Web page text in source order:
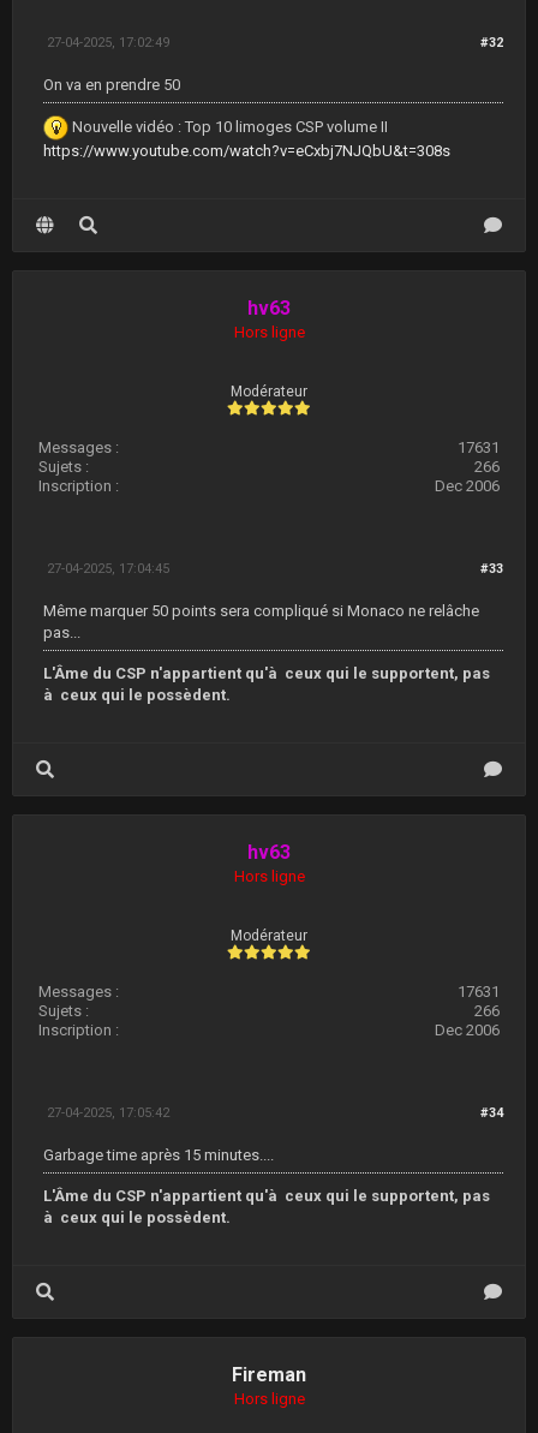
#32
27-04-2025, 17:02:49
On va en prendre 50
Nouvelle vidéo : Top 10 limoges CSP volume II
https://www.youtube.com/watch?v=eCxbj7NJQbU&t=308s
hv63
Hors ligne
Modérateur
Messages :
17631
Sujets :
266
Inscription :
Dec 2006
#33
27-04-2025, 17:04:45
Même marquer 50 points sera compliqué si Monaco ne relâche
pas...
L'Âme du CSP n'appartient qu'à ceux qui le supportent, pas
à ceux qui le possèdent.
hv63
Hors ligne
Modérateur
Messages :
17631
Sujets :
266
Inscription :
Dec 2006
#34
27-04-2025, 17:05:42
Garbage time après 15 minutes....
L'Âme du CSP n'appartient qu'à ceux qui le supportent, pas
à ceux qui le possèdent.
Fireman
Hors ligne